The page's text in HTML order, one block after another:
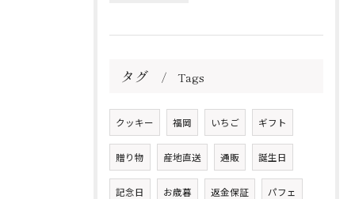
タグ Tags
クッキー 福岡 いちご ギフト
贈り物 産地直送 通販 誕生日
記念日 お歳暮 返金保証 パフェ